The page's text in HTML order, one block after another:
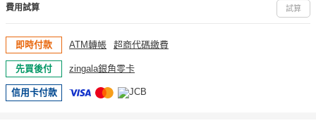
費用試算 試算
即時付款 ATM轉帳 超商代碼繳費
先買後付 zingala銀角零卡
信用卡付款